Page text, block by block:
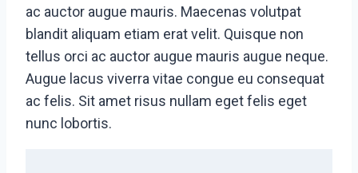
ac auctor augue mauris. Maecenas volutpat
blandit aliquam etiam erat velit. Quisque non
tellus orci ac auctor augue mauris augue neque.
Augue lacus viverra vitae congue eu consequat
ac felis. Sit amet risus nullam eget felis eget
nunc lobortis.